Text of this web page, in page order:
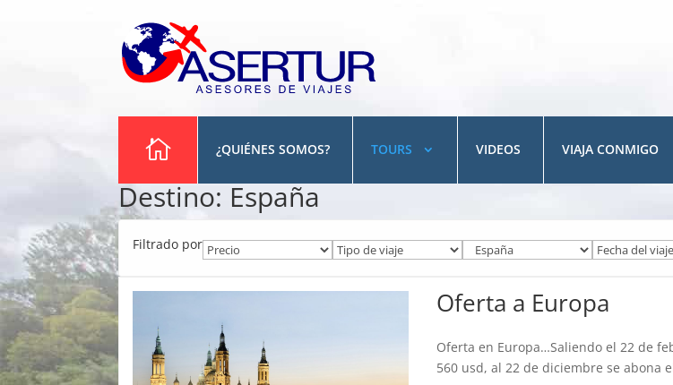
¿QUIÉNES SOMOS? TOURS VIDEOS VIAJA CONMIGO
Destino: España
Filtrado por
Oferta a Europa
Oferta en Europa…Saliendo el 22 de
560 usd, al 22 de diciembre se abona